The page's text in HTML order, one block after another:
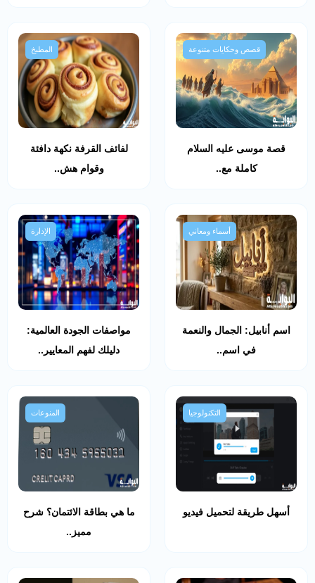
قصص وحكايات متنوعة
قصة موسى عليه السلام
كاملة مع..
المطبخ
لفائف القرفة نكهة دافئة
وقوام هش..
أسماء ومعاني
اسم أنابيل: الجمال والنعمة
في اسم..
الإدارة
مواصفات الجودة العالمية:
دليلك لفهم المعايير..
التكنولوجيا
أسهل طريقة لتحميل فيديو
المنوعات
ما هي بطاقة الائتمان؟ شرح
مميز..